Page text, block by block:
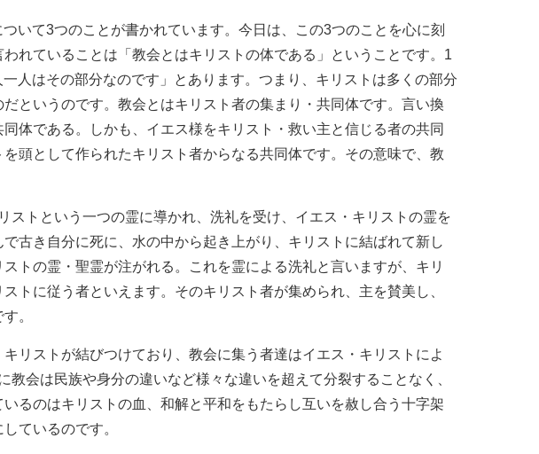
いて3つのことが書かれています。今日は、この3つのことを心に刻
れていることは「教会とはキリストの体である」ということです。1
人はその部分なのです」とあります。つまり、キリストは多くの部分
というのです。教会とはキリスト者の集まり・共同体です。言い換
体である。しかも、イエス様をキリスト・救い主と信じる者の共同
頭として作られたキリスト者からなる共同体です。その意味で、教
トという一つの霊に導かれ、洗礼を受け、イエス・キリストの霊を
古き自分に死に、水の中から起き上がり、キリストに結ばれて新し
トの霊・聖霊が注がれる。これを霊による洗礼と言いますが、キリ
トに従う者といえます。そのキリスト者が集められ、主を賛美し、
。
リストが結びつけており、教会に集う者達はイエス・キリストによ
会は民族や身分の違いなど様々な違いを超えて分裂することなく、
るのはキリストの血、和解と平和をもたらし互いを赦し合う十字架
ているのです。